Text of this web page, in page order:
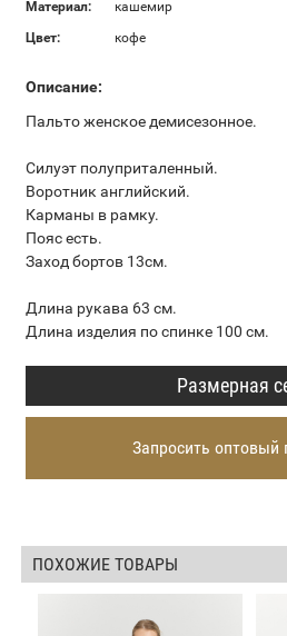
Материал:
кашемир
Цвет:
кофе
Описание:
Пальто женское демисезонное.
Силуэт полуприталенный.
Воротник английский.
Карманы в рамку.
Пояс есть.
Заход бортов 13см.
Длина рукава 63 см.
Длина изделия по спинке 100 см.
Размерная
Запросить оптовый
ПОХОЖИЕ ТОВАРЫ